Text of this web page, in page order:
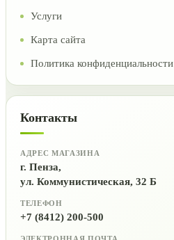
Услуги
Карта сайта
Политика конфиденциальности
Контакты
АДРЕС МАГАЗИНА
г. Пенза,
ул. Коммунистическая, 32 Б
ТЕЛЕФОН
+7 (8412) 200-500